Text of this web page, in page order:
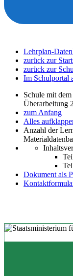
Lehrplan-
zurück zur
zurück zur
Im Schulportal
Schule mit
Überarbeitung
zum Anfang
Alles
Anzahl der
Dokument als